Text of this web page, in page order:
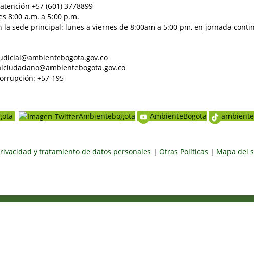
+57 (601) 3778899
8:00 a.m. a 5:00 p.m.
sede principal: lunes a viernes de 8:00am a 5:00 pm, en jornada
+57 195
Ambientebogota AmbienteBogota
y tratamiento de datos personales | Otras Políticas | Mapa del